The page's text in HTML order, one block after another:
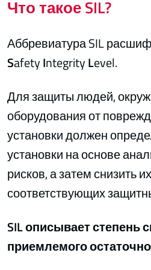
Что такое SIL?
Аббревиатура SIL
SafetyIntegrityLevel.
Для защиты людей,
оборудования от
установки должен
установки на основе
рисков, а затем снизить
соответствующих
SIL описывает степень
приемлемого